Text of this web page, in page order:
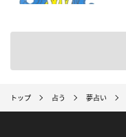
トップ 占う 夢占い